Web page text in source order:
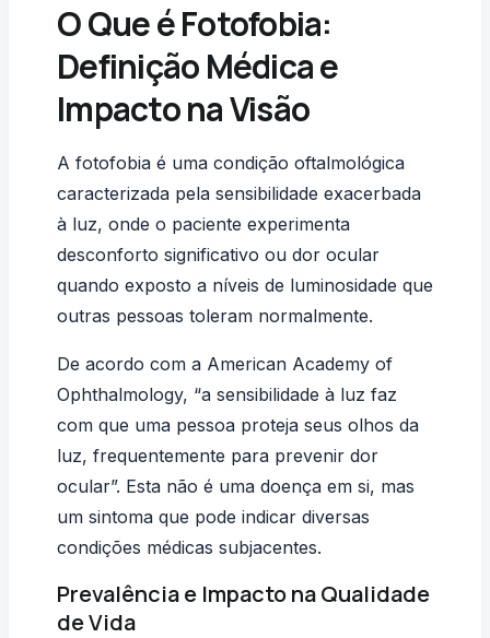
O Que é Fotofobia:
Definição Médica e
Impacto na Visão
A fotofobia é uma condição oftalmológica
caracterizada pela sensibilidade exacerbada
à luz, onde o paciente experimenta
desconforto significativo ou dor ocular
quando exposto a níveis de luminosidade que
outras pessoas toleram normalmente.
De acordo com a American Academy of
Ophthalmology, “a sensibilidade à luz faz
com que uma pessoa proteja seus olhos da
luz, frequentemente para prevenir dor
ocular”. Esta não é uma doença em si, mas
um sintoma que pode indicar diversas
condições médicas subjacentes.
Prevalência e Impacto na Qualidade
de Vida